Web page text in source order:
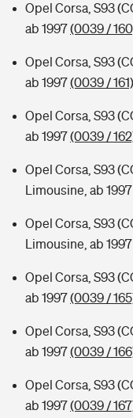
Opel Corsa, S93
ab 1997(0039 /
Opel Corsa, S93
ab 1997(0039 / 161)
Opel Corsa, S93
ab 1997(0039 /
Opel Corsa, S93
Limousine, ab 1997
Opel Corsa, S93
Limousine, ab 1997
Opel Corsa, S93
ab 1997(0039 /
Opel Corsa, S93
ab 1997(0039 /
Opel Corsa, S93
ab 1997(0039 /